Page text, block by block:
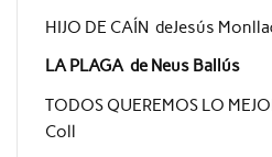
HIJO DE CAÍN deJesús
LA PLAGA de Neus Ballús
TODOS QUEREMOS LO
Coll